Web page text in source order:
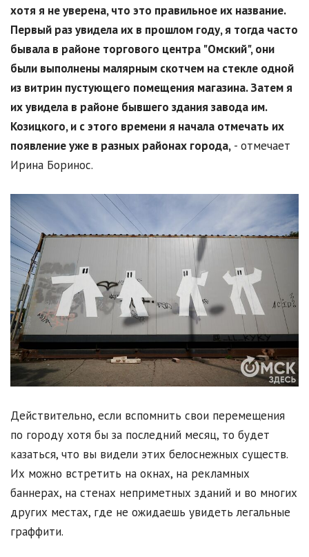
хотя я не уверена, что это правильное их название.
Первый раз увидела их в прошлом году, я тогда часто
бывала в районе торгового центра "Омский", они
были выполнены малярным скотчем на стекле одной
из витрин пустующего помещения магазина. Затем я
их увидела в районе бывшего здания завода им.
Козицкого, и с этого времени я начала отмечать их
появление уже в разных районах города, - отмечает
Ирина Боринос.
Действительно, если вспомнить свои перемещения
по городу хотя бы за последний месяц, то будет
казаться, что вы видели этих белоснежных существ.
Их можно встретить на окнах, на рекламных
баннерах, на стенах неприметных зданий и во многих
других местах, где не ожидаешь увидеть легальные
граффити.